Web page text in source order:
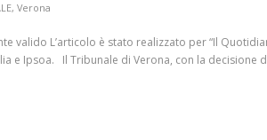
, Verona
valido L’articolo è stato realizzato per “Il
e Ipsoa. Il Tribunale di Verona, con la decisione